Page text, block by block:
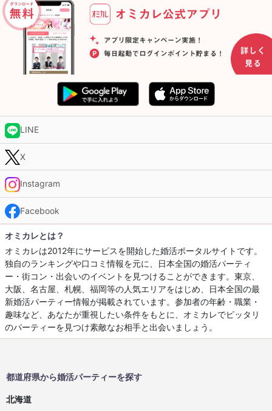
LINE
X
Instagram
Facebook
オミカレとは？
オミカレは2012年にサービスを開始した婚活ポータルサイトです。
独自のランキングや口コミ情報を元に、日本全国の婚活パーティ
ー・街コン・出会いのイベントを見つけることができます。東京、
大阪、名古屋、札幌、福岡等の人気エリアをはじめ、日本全国の最
新婚活パーティー情報が掲載されています。参加者の年齢・職業・
趣味など、あなたが重視したい条件をもとに、オミカレでピッタリ
のパーティーを見つけ素敵なお相手と出会いましょう。
都道府県から婚活パーティーを探す
北海道